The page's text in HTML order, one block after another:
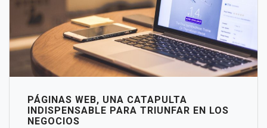
PÁGINAS WEB, UNA CATAPULTA
INDISPENSABLE PARA TRIUNFAR EN LOS
NEGOCIOS